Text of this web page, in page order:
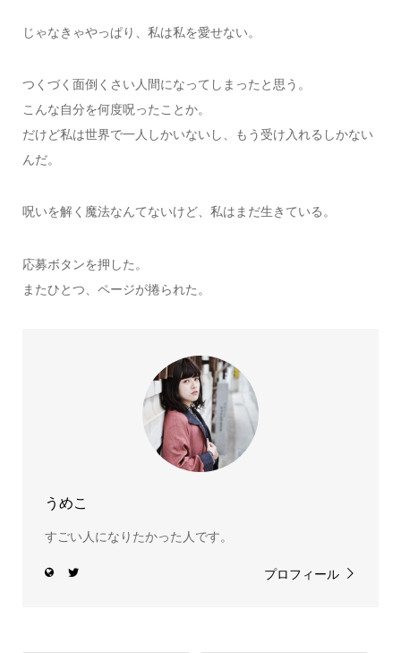
じゃなきゃやっぱり、私は私を愛せない。
つくづく面倒くさい人間になってしまったと思う。
こんな自分を何度呪ったことか。
だけど私は世界で一人しかいないし、もう受け入れるしかない
んだ。
呪いを解く魔法なんてないけど、私はまだ生きている。
応募ボタンを押した。
またひとつ、ページが捲られた。
うめこ
すごい人になりたかった人です。
プロフィール